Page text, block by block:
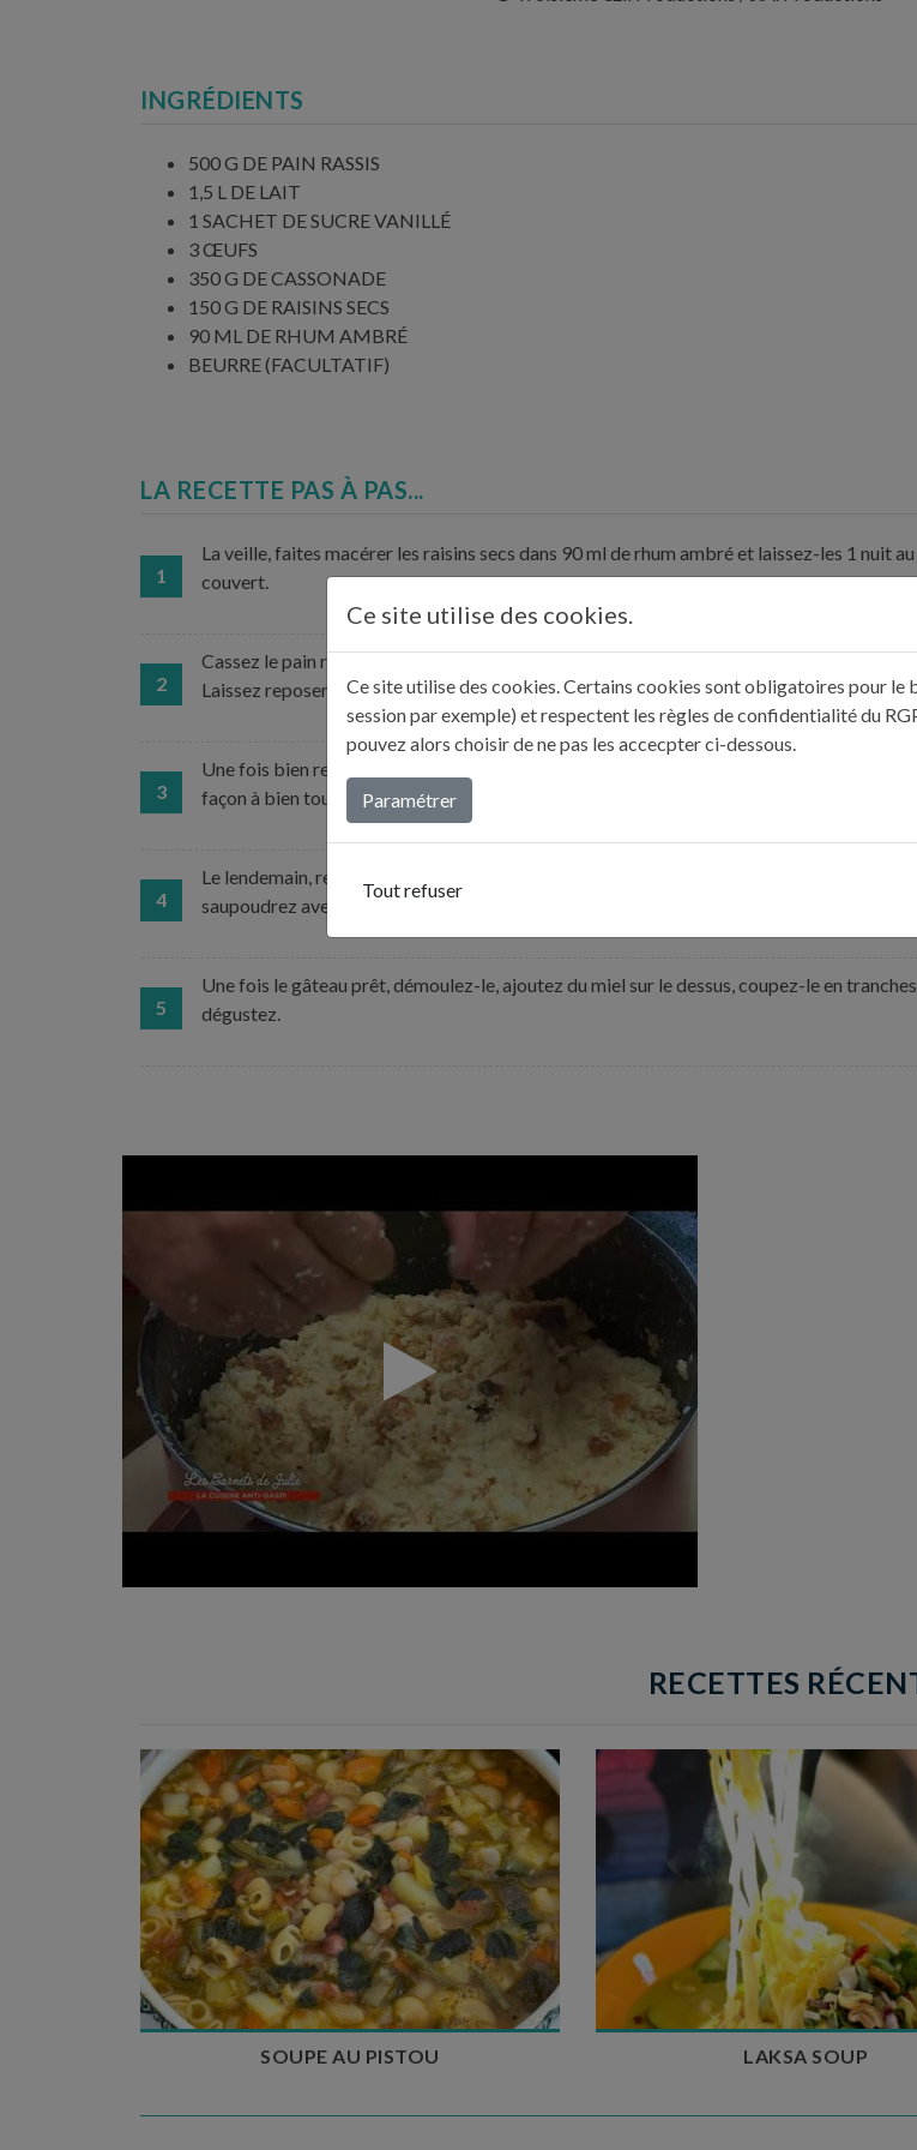
INGRÉDIENTS
500 G DE PAIN RASSIS
1,5 L DE LAIT
1 SACHET DE SUCRE VANILLÉ
3 ŒUFS
350 G DE CASSONADE
150 G DE RAISINS SECS
90 ML DE RHUM AMBRÉ
BEURRE (FACULTATIF)
LA RECETTE PAS À PAS...
1
La veille, faites macérer les raisins secs dans 90 ml de rhum ambré et laissez-les 1 nuit
couvert.
2
Cassez le pain rassis en petits morceaux, versez le lait et le sucre vanillé puis malaxez à
Laissez reposer 2 heures au frais.
3
Une fois bien reposé, ajoutez les œufs entiers, la cassonade et les raisins secs. Malaxez à
façon à bien tout mélanger. Laissez la préparation 1 nuit au réfrigérateur avec un
4
Le lendemain, retravaillez la préparation à la main puis versez-la dans un moule bien
saupoudrez avec le reste de la cassonade. Enfournez 1 h 45 à 150°C.
5
Une fois le gâteau prêt, démoulez-le, ajoutez du miel sur le dessus, coupez-le en
dégustez.
RECETTES
Temps de préparation : 35 min
Temps de cuisson : 1h15
Nombre de couverts : 8
SOUPE AU PISTOU
Temps de préparation : 40 min
Temps de cuisson : 25 min
Nombre de couverts : 4
LAKSA SOUP
Ce site utilise des cookies.
Ce site utilise des cookies. Certains cookies sont obligatoires pour le
session par exemple) et respectent les règles de confidentialité du
pouvez alors choisir de ne pas les accecpter ci-dessous.
Paramétrer
Tout refuser